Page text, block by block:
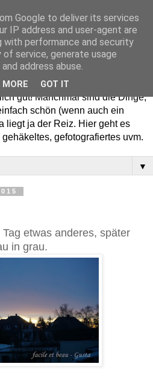
Einfach und schön -
gut! Manchmal sind die Dinge,
schön (wenn auch ein
liegt ja der Reiz. Hier geht es
gefotografiertes uvm.
▼
etwas anderes, später
in grau.
Google to deliver its services
IP address and user-agent are
with performance and security
service, generate usage
address abuse.
MORE GOT IT